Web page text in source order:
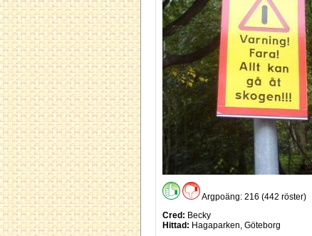
Argpoäng: 216 (442 röster)
Cred: Becky
Hittad: Hagaparken, Göteborg